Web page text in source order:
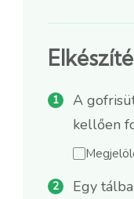
A
kellően
Egy